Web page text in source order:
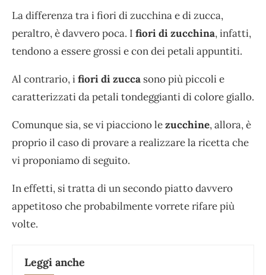
La differenza tra i fiori di zucchina e di zucca,
peraltro, è davvero poca. I fiori di zucchina, infatti,
tendono a essere grossi e con dei petali appuntiti.
Al contrario, ifiori di zucca sono più piccoli e
caratterizzati da petali tondeggianti di colore giallo.
Comunque sia, se vi piacciono lezucchine, allora, è
proprio il caso di provare a realizzare la ricetta che
vi proponiamo di seguito.
In effetti, si tratta di un secondo piatto davvero
appetitoso che probabilmente vorrete rifare più
volte.
Leggi anche